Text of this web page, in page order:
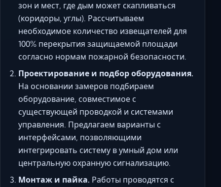
зон и мест, где дым может скапливаться
(коридоры, углы). Рассчитываем
необходимое количество извещателей для
100% перекрытия защищаемой площади
согласно нормам пожарной безопасности.
Проектирование и подбор оборудования.
На основании замеров подбираем
оборудование, совместимое с
существующей проводкой и системами
управления. Предлагаем варианты с
интерфейсами, позволяющими
интегрировать систему в умный дом или
центральную охранную сигнализацию.
Монтаж и пайка. Работы проводятся с